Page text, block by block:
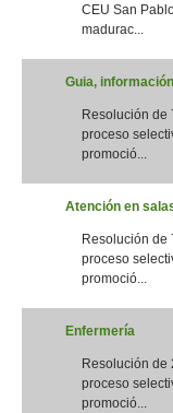
CEU San
madurac...
Guia,
Resolución de
proceso
promoció...
Atención en
Resolución de
proceso
promoció...
Enfermería
Resolución de
proceso
promoció...